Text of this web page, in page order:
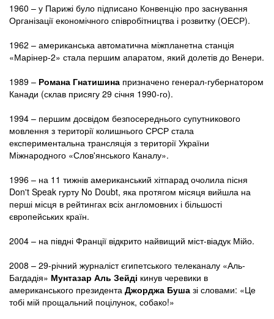
1960 – у Парижі було підписано Конвенцію про заснування
Організації економічного співробітництва і розвитку (ОЕСР).
1962 – американська автоматична міжпланетна станція
«Марінер-2» стала першим апаратом, який долетів до Венери.
1989 – Романа Гнатишина призначено генерал-губернатором
Канади (склав присягу 29 січня 1990-го).
1994 – першим досвідом безпосереднього супутникового
мовлення з території колишнього СРСР стала
експериментальна трансляція з території України
Міжнародного «Слов'янського Каналу».
1996 – на 11 тижнів американський хітпарад очолила пісня
Don't Speak гурту No Doubt, яка протягом місяця вийшла на
перші місця в рейтингах всіх англомовних і більшості
європейських країн.
2004 – на півдні Франції відкрито найвищий міст-віадук Мійо.
2008 – 29-річний журналіст єгипетського телеканалу «Аль-
Багдадія» Мунтазар Аль Зейді кинув черевики в
американського президента Джорджа Буша зі словами: «Це
тобі мій прощальний поцілунок, собако!»